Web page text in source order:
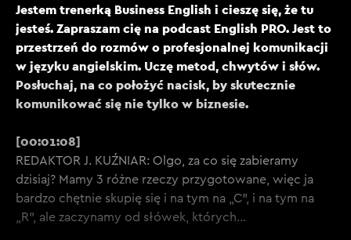
Jestem trenerką Business English i cieszę się, że tu
jesteś. Zapraszam cię na podcast English PRO. Jest to
przestrzeń do rozmów o profesjonalnej komunikacji
w języku angielskim. Uczę metod, chwytów i słów.
Posłuchaj, na co położyć nacisk, by skutecznie
komunikować się nie tylko w biznesie.
[00:01:08]
REDAKTOR J. KUŹNIAR: Olgo, za co się zabieramy
dzisiaj? Mamy 3 różne rzeczy przygotowane, więc ja
bardzo chętnie skupię się i na tym na „C”, i na tym na
„R”, ale zaczynamy od słówek, których…